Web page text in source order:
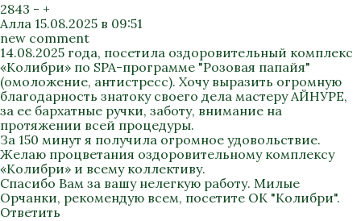
2843 - +
Алла 15.08.2025 в 09:51
new comment
14.08.2025 года, посетила оздоровительный комплекс
«Колибри» по SPA-программе "Розовая папайя"
(омоложение, антистресс). Хочу выразить огромную
благодарность знатоку своего дела мастеру АЙНУРЕ,
за ее бархатные ручки, заботу, внимание на
протяжении всей процедуры.
За 150 минут я получила огромное удовольствие.
Желаю процветания оздоровительному комплексу
«Колибри» и всему коллективу.
Спасибо Вам за вашу нелегкую работу. Милые
Орчанки, рекомендую всем, посетите ОК "Колибри".
Ответить